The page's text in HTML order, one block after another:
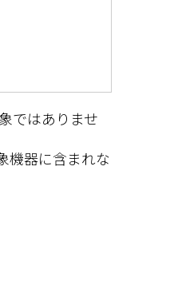
ではありませ
機器に含まれな